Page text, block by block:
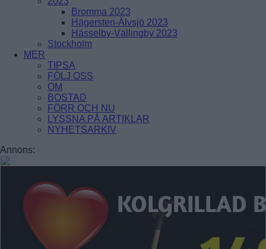
ENSKEDE GÅRD
GAMLA ENSKEDE
HAGSÄTRA
HÖGDALEN
JOHANNESHOV
STUREBY
ÅRSTA
ÖRBY
ÖSTBERGA
Farsta
FARSTANÄSET
GUBBÄNGEN
HÖKARÄNGEN
SVEDMYRA (DEL AV)
TALLKROGEN
Bromma 2023
Hägersten-Älvsjö 2023
Hässelby-Vällingby 2023
Stockholm
MER
TIPSA
FÖLJ OSS
OM
BOSTAD
FÖRR OCH NU
LYSSNA PÅ ARTIKLAR
NYHETSARKIV
Annons: